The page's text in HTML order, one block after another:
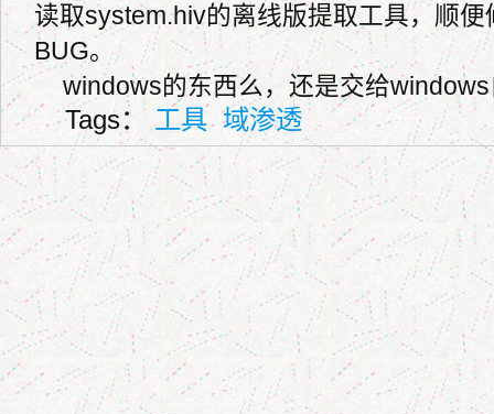
读取system.hiv的离线版提取工具，顺便
BUG。
windows的东西么，还是交给
Tags：工具 域渗透